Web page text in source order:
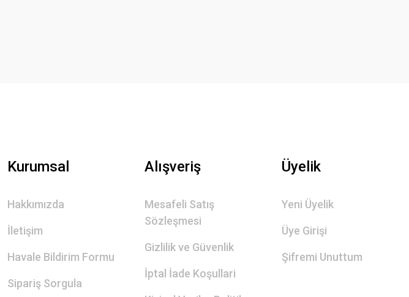
Kurumsal
Hakkımızda
İletişim
Havale Bildirim Formu
Sipariş Sorgula
Alışveriş
Mesafeli Satış
Sözleşmesi
Gizlilik ve Güvenlik
İptal İade Koşullari
Üyelik
Yeni Üyelik
Üye Girişi
Şifremi Unuttum